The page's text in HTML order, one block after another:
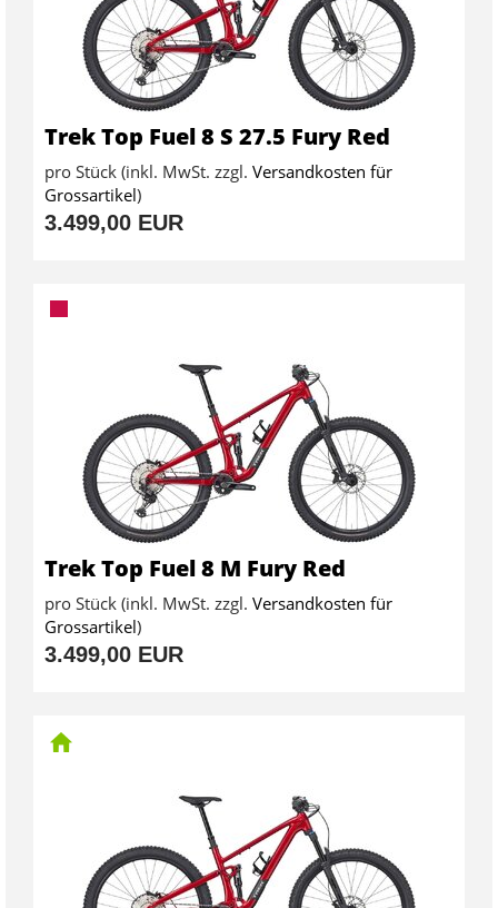
Trek Top Fuel 8 S 27.5 Fury Red
pro Stück (inkl. MwSt. zzgl. Versandkosten für
Grossartikel)
3.499,00 EUR
Trek Top Fuel 8 M Fury Red
pro Stück (inkl. MwSt. zzgl. Versandkosten für
Grossartikel)
3.499,00 EUR